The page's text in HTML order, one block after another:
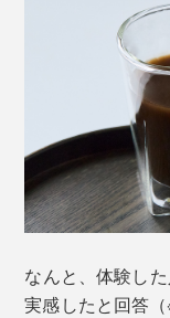
なんと、体験し
実感したと回答